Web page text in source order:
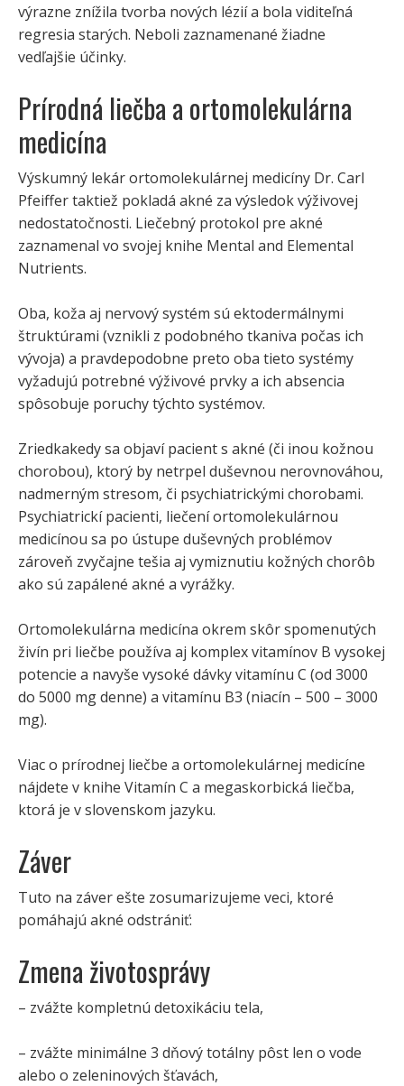
výrazne znížila tvorba nových lézií a bola viditeľná
regresia starých. Neboli zaznamenané žiadne
vedľajšie účinky.
Prírodná liečba a ortomolekulárna
medicína
Výskumný lekár ortomolekulárnej medicíny Dr. Carl
Pfeiffer taktiež pokladá akné za výsledok výživovej
nedostatočnosti. Liečebný protokol pre akné
zaznamenal vo svojej knihe Mental and Elemental
Nutrients.
Oba, koža aj nervový systém sú ektodermálnymi
štruktúrami (vznikli z podobného tkaniva počas ich
vývoja) a pravdepodobne preto oba tieto systémy
vyžadujú potrebné výživové prvky a ich absencia
spôsobuje poruchy týchto systémov.
Zriedkakedy sa objaví pacient s akné (či inou kožnou
chorobou), ktorý by netrpel duševnou nerovnováhou,
nadmerným stresom, či psychiatrickými chorobami.
Psychiatrickí pacienti, liečení ortomolekulárnou
medicínou sa po ústupe duševných problémov
zároveň zvyčajne tešia aj vymiznutiu kožných chorôb
ako sú zapálené akné a vyrážky.
Ortomolekulárna medicína okrem skôr spomenutých
živín pri liečbe používa aj komplex vitamínov B vysokej
potencie a navyše vysoké dávky vitamínu C (od 3000
do 5000 mg denne) a vitamínu B3 (niacín – 500 – 3000
mg).
Viac o prírodnej liečbe a ortomolekulárnej medicíne
nájdete v knihe Vitamín C a megaskorbická liečba,
ktorá je v slovenskom jazyku.
Záver
Tuto na záver ešte zosumarizujeme veci, ktoré
pomáhajú akné odstrániť:
Zmena životosprávy
– zvážte kompletnú detoxikáciu tela,
– zvážte minimálne 3 dňový totálny pôst len o vode
alebo o zeleninových šťavách,